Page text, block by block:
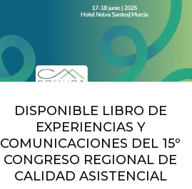
DISPONIBLE LIBRO DE
EXPERIENCIAS Y
COMUNICACIONES DEL 15º
CONGRESO REGIONAL DE
CALIDAD ASISTENCIAL